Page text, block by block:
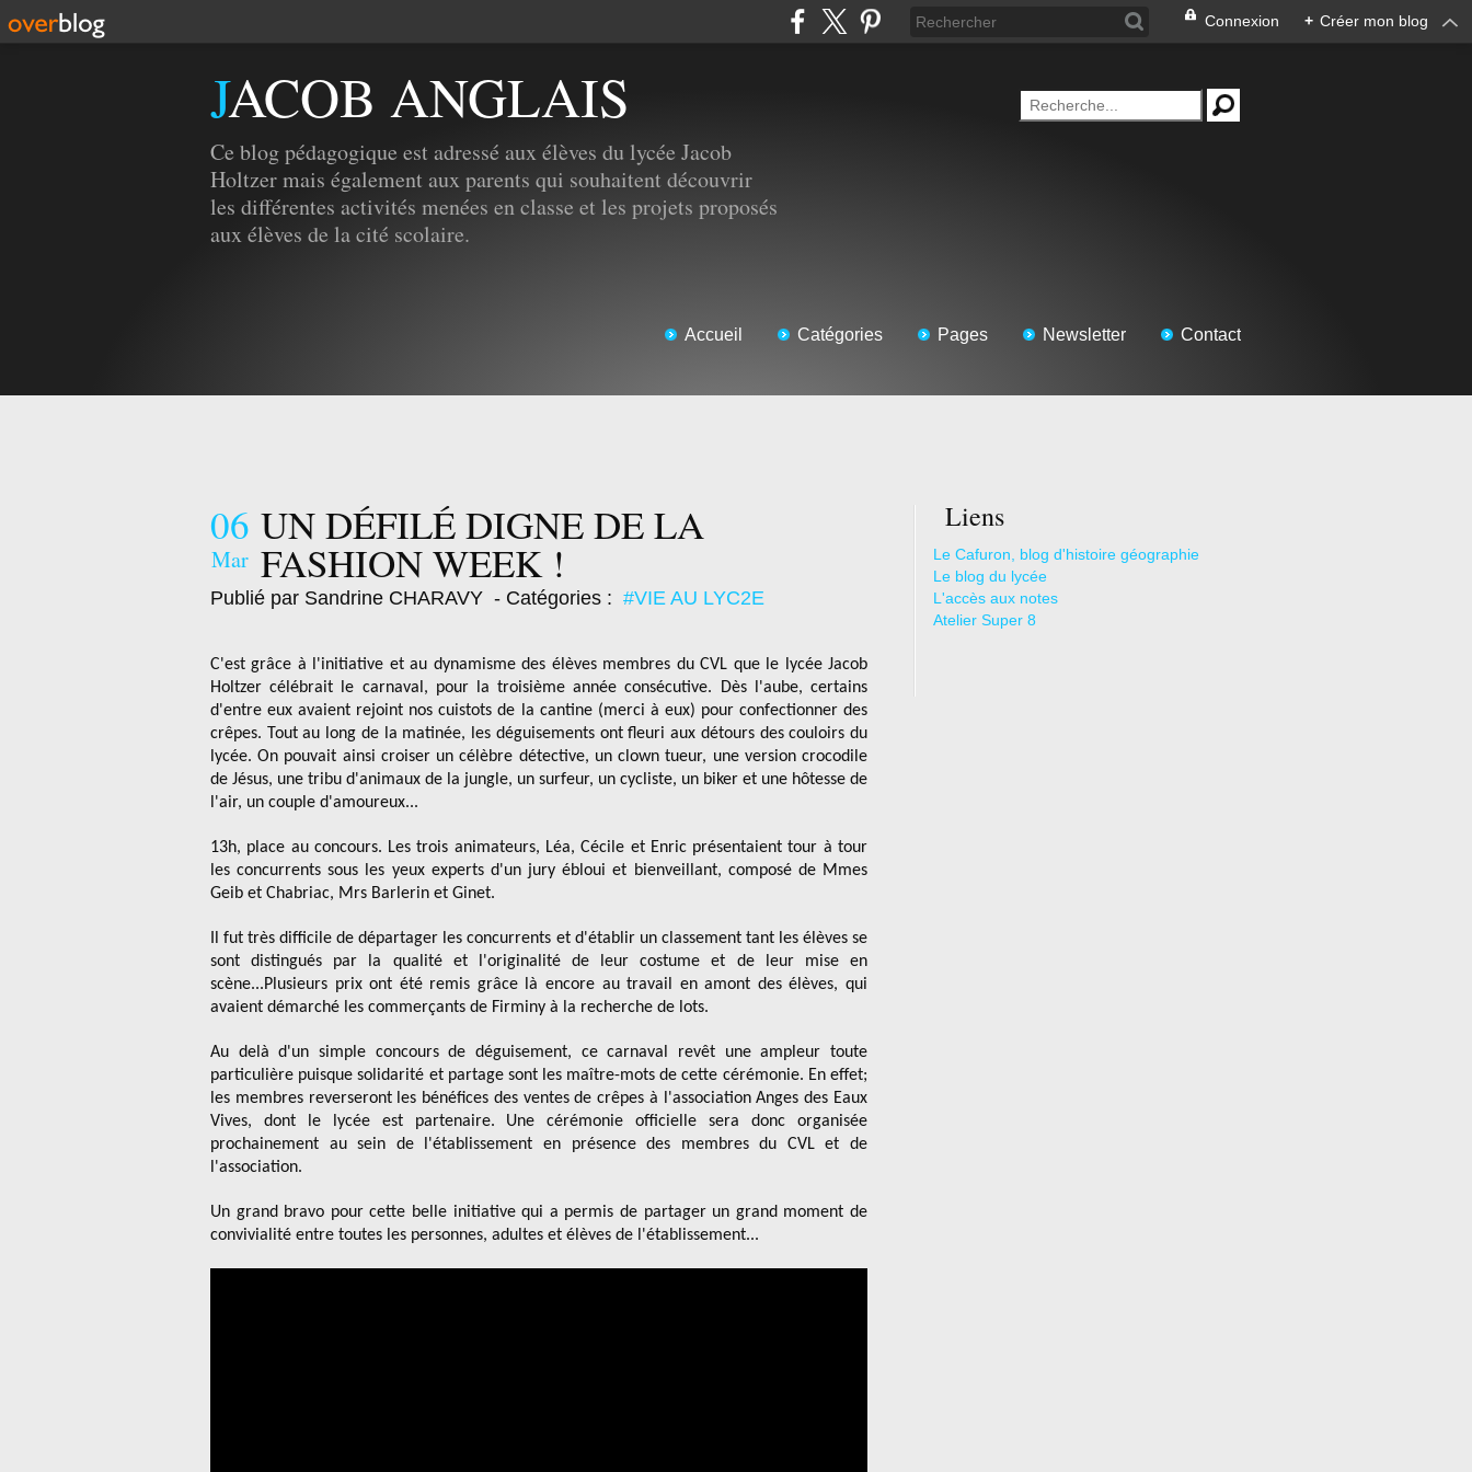
Connexion + Créer mon blog
JACOB ANGLAIS
Ce blog pédagogique est adressé aux élèves du lycée Jacob
Holtzer mais également aux parents qui souhaitent découvrir
les différentes activités menées en classe et les projets proposés
aux élèves de la cité scolaire.
Accueil Catégories Pages Newsletter Contact
06
Mar
UN DÉFILÉ DIGNE DE LA
FASHION WEEK !
Publié par Sandrine CHARAVY - Catégories : #VIE AU LYC2E
C'est grâce à l'initiative et au dynamisme des élèves membres du CVL que le lycée Jacob
Holtzer célébrait le carnaval, pour la troisième année consécutive. Dès l'aube, certains
d'entre eux avaient rejoint nos cuistots de la cantine (merci à eux) pour confectionner des
crêpes. Tout au long de la matinée, les déguisements ont fleuri aux détours des couloirs du
lycée. On pouvait ainsi croiser un célèbre détective, un clown tueur, une version crocodile
de Jésus, une tribu d'animaux de la jungle, un surfeur, un cycliste, un biker et une hôtesse de
l'air, un couple d'amoureux...
13h, place au concours. Les trois animateurs, Léa, Cécile et Enric présentaient tour à tour
les concurrents sous les yeux experts d'un jury ébloui et bienveillant, composé de Mmes
Geib et Chabriac, Mrs Barlerin et Ginet.
Il fut très difficile de départager les concurrents etd'établir un classement tant les élèves se
sont distingués par la qualité et l'originalité de leur costume et de leur mise en
scène...Plusieurs prix ont été remis grâce là encore au travail en amont des élèves, qui
avaient démarché les commerçants de Firminy à la recherche de lots.
Au delà d'un simple concours de déguisement, ce carnaval revêt une ampleur toute
particulière puisque solidarité et partage sont les maître-mots de cette cérémonie. En effet;
les membres reverseront les bénéfices des ventes de crêpes à l'association Anges des Eaux
Vives, dont le lycée est partenaire. Une cérémonie officielle sera donc organisée
prochainement au sein de l'établissement en présence des membres du CVL et de
l'association.
Un grand bravo pour cette belle initiative qui a permis de partager un grand moment de
convivialité entre toutes les personnes, adultes et élèves de l'établissement...
Liens
Le Cafuron, blog d'histoire géographie
Le blog du lycée
L'accès aux notes
Atelier Super 8